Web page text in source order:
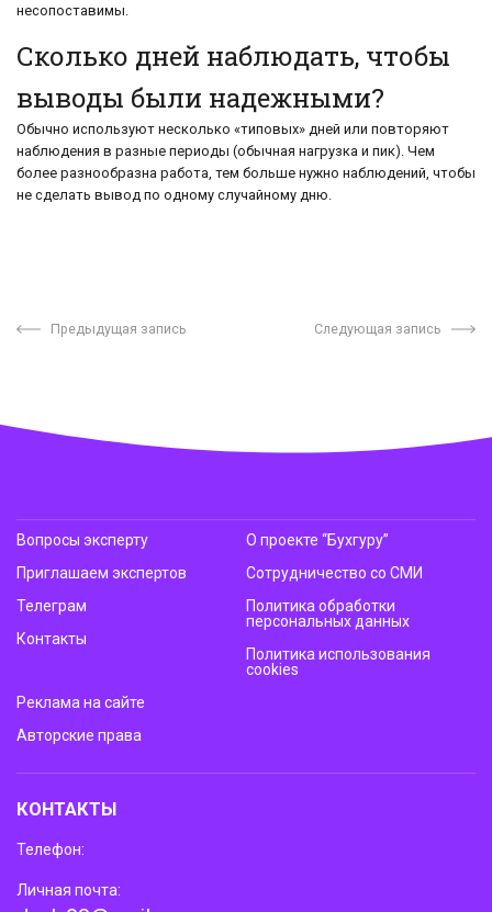
несопоставимы.
Сколько дней наблюдать, чтобы
выводы были надежными?
Обычно используют несколько «типовых» дней или повторяют
наблюдения в разные периоды (обычная нагрузка и пик). Чем
более разнообразна работа, тем больше нужно наблюдений, чтобы
не сделать вывод по одному случайному дню.
Предыдущая запись Следующая запись
Вопросы эксперту
Приглашаем экспертов
Телеграм
Контакты
О проекте “Бухгуру”
Сотрудничество со СМИ
Политика обработки
персональных данных
Политика использования
cookies
Реклама на сайте
Авторские права
КОНТАКТЫ
Телефон:
Личная почта: